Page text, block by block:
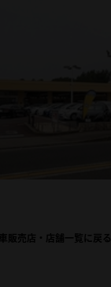
販売店・店舗一覧に戻る